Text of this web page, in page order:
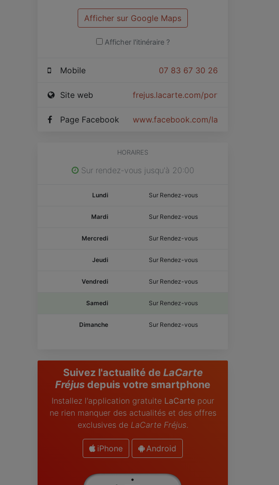
Afficher sur Google Maps
Afficher l'itinéraire ?
07 83 67 30 26
Mobile
frejus.lacarte.com/portal/
Site web
www.facebook.com/lacartefrejus
Page Facebook
HORAIRES
Sur rendez-vous jusqu'à 20:00
Lundi Sur Rendez-vous
Mardi Sur Rendez-vous
Mercredi Sur Rendez-vous
Jeudi Sur Rendez-vous
Vendredi Sur Rendez-vous
Samedi Sur Rendez-vous
Dimanche Sur Rendez-vous
Suivez l'actualité de LaCarte
Fréjus depuis votre smartphone
Installez l'application gratuite LaCartepour
ne rien manquer des actualités et des offres
exclusives de LaCarte Fréjus.
iPhone Android